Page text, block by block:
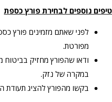
טיפים נוספים לבחירת פורץ כספת
לפני שאתם מזמינים פורץ
מפורטת.
ודאו שהפורץ מחזיק
במקרה של נזק.
בקשו מהפורץ להציג תעודת